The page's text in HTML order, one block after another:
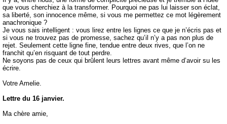
que vous cherchiez à la transformer. Pourquoi ne pas lui laisser son éclat,
sa liberté, son innocence même, si vous me permettez ce mot légèrement
anachronique ?
Je vous sais intelligent : vous lirez entre les lignes ce que je n’écris pas et
si vous ne trouvez pas de promesse, sachez qu’il n’y a pas non plus de
rejet. Seulement cette ligne fine, tendue entre deux rives, que l’on ne
franchit qu’en risquant de tout perdre.
Ne soyons pas de ceux qui brûlent leurs lettres avant même d’avoir su les
écrire.
Votre Amelie.
Lettre du 16 janvier.
Ma chère amie,